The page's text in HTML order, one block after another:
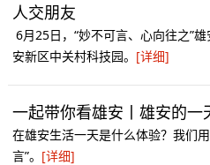
人交朋友
6月25日，“妙不可言、心向往之”
安新区中关村科技园。 [详细]
一起带你看雄安丨雄安的一
在雄安生活一天是什么体验？我们
言”。 [详细]